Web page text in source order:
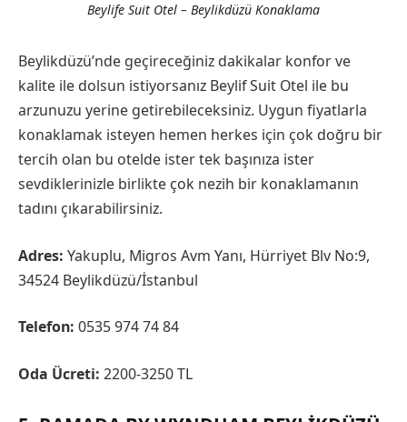
Beylife Suit Otel – Beylikdüzü Konaklama
Beylikdüzü’nde geçireceğiniz dakikalar konfor ve
kalite ile dolsun istiyorsanız Beylif Suit Otel ile bu
arzunuzu yerine getirebileceksiniz. Uygun fiyatlarla
konaklamak isteyen hemen herkes için çok doğru bir
tercih olan bu otelde ister tek başınıza ister
sevdiklerinizle birlikte çok nezih bir konaklamanın
tadını çıkarabilirsiniz.
Adres: Yakuplu, Migros Avm Yanı, Hürriyet Blv No:9,
34524 Beylikdüzü/İstanbul
Telefon: 0535 974 74 84
Oda Ücreti: 2200-3250 TL